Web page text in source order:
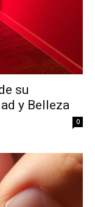
su
y Belleza
0